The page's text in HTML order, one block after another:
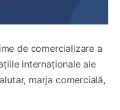
de comercializare a
internaționale ale
marja comercială,